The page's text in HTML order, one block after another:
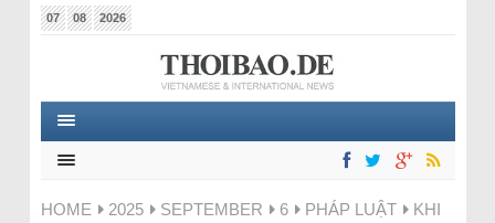
07 08 2026
HOME 2025 SEPTEMBER 6 PHÁP LUẬT
KHI